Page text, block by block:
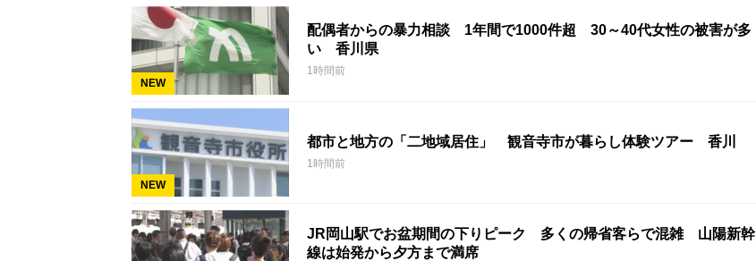
NEW
配偶者からの暴力相談 1年間で1000件超 30～40代女性の被害が多
い 香川県
1時間前
NEW
都市と地方の「二地域居住」 観音寺市が暮らし体験ツアー 香川
1時間前
JR岡山駅でお盆期間の下りピーク 多くの帰省客らで混雑 山陽新幹
線は始発から夕方まで満席